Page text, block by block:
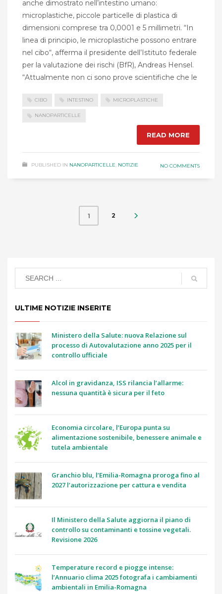
anche dimostrato nell’intestino umano:
microplastiche, piccole particelle di plastica di
dimensioni comprese tra 0,0001 e 5 millimetri. “In
linea di principio, le microplastiche possono entrare
nel cibo“, afferma il presidente dell’Istituto federale
per la valutazione dei rischi (BfR), Andreas Hensel.
“Attualmente non ci sono prove scientifiche che le
CIBO INTESTINO MICROPLASTICHE
NANOPARTICELLE
READ MORE
PUBLISHED IN NANOPARTICELLE NOTIZIE NO COMMENTS
1 2
ULTIME NOTIZIE INSERITE
Ministero della Salute: nuova Relazione sul
processo di Autovalutazione anno 2025 per il
controllo ufficiale
Alcol in gravidanza, ISS rilancia l’allarme:
nessuna quantità è sicura per il feto
Economia circolare, l’Europa punta su
alimentazione sostenibile, benessere animale e
tutela ambientale
Granchio blu, l’Emilia-Romagna proroga fino al
2027 l’autorizzazione per cattura e vendita
Il Ministero della Salute aggiorna il piano di
controllo su contaminanti e tossine vegetali.
Revisione 2026
Temperature record e piogge intense:
l’Annuario clima 2025 fotografa i cambiamenti
ambientali in Emilia-Romagna